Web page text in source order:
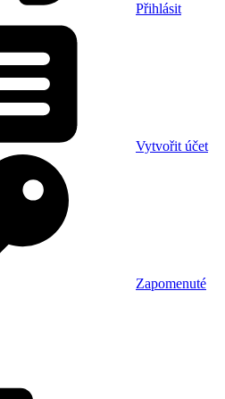
Přihlásit
Vytvořit účet
Zapomenuté